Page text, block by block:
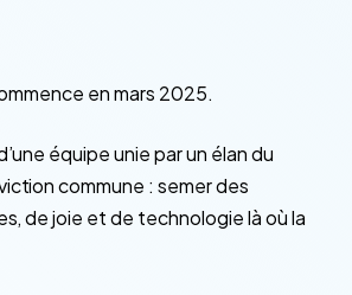
en mars 2025.
équipe unie par un élan du
commune : semer des
de joie et de technologie là où la